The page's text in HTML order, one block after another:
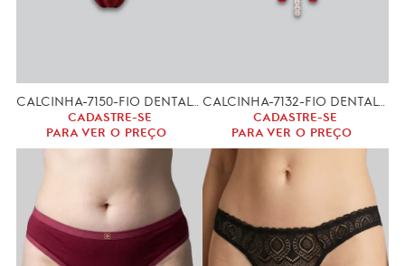
CADASTRE-SE
PARA VER O PREÇO
CADASTRE-SE
PARA VER O PREÇO